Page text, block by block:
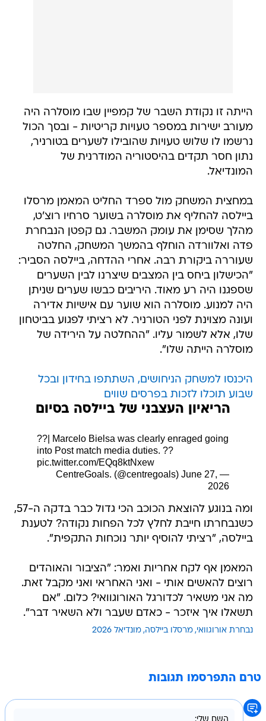
הייתה זו נקודת השבר של קמפיין שבו מוסלרה היה
מעורב ישירות במספר טעויות קריטיות - ובסך הכול
נרשמו לו שלוש טעויות שהובילו לשערים בטורניר,
נתון חסר תקדים בהיסטוריה המודרנית של
המונדיאל.
במחצית המשחק מול ספרד החליט המאמן מרסלו
ביילסה להחליף את מוסלרה בשוער סרחיו רוצ'ט,
מהלך שסימן את עומק המשבר. גם קפטן הנבחרת
פדה ואלוורדה הוחלף בהמשך המשחק, החלטה
שעוררה ביקורת רבה. אחרי ההדחה, ביילסה הסביר:
"הכישלון ביחס בין המצבים שיצרנו לבין השערים
שספגנו היה רע מאוד. היריבים כבשו שערים שניתן
היה למנוע. מוסלרה הוא שוער עם אישיות אדירה
ועונה מצוינת לפני הטורניר. לא רציתי לפגוע בביטחון
שלו, אלא לשמור עליו. "ההחלטה על הירידה של
מוסלרה הייתה שלו".
היכנסו למשחק הניחושים, השתתפו בחידון ובכל
שבוע תוכלו לזכות בפרסים שווים
הריאיון העצבני של ביילסה בסיום
??| Marcelo Bielsa was clearly enraged going
into Post match media duties. ??
pic.twitter.com/EQq8ktNxew
— CentreGoals. (@centregoals)
June 27,
2026
ומה בנוגע להוצאת הכוכב הכי גדול כבר בדקה ה-57,
כשנבחרתו חייבת לחלץ לכל הפחות נקודה? לטענת
ביילסה, "רציתי להוסיף יותר נוכחות התקפית".
המאמן אף לקח אחריות ואמר: "הציבור והאוהדים
רוצים להאשים אותי - ואני האחראי ואני מקבל זאת.
מה אני משאיר לכדורגל האורוגוואי? כלום. "אם
תשאלו איך איזכר - כאדם שעבר ולא השאיר דבר".
נבחרת אורוגוואי מרסלו ביילסה מונדיאל 2026
טרם התפרסמו תגובות